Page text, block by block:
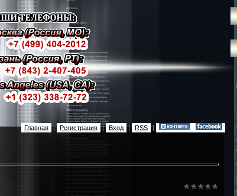
Главная | Регистрация | Вход | RSS |